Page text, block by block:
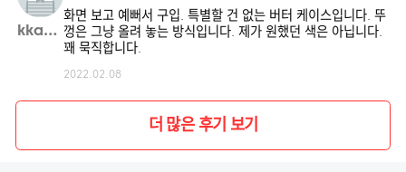
kka03**
화면 보고 예뻐서 구입. 특별할 건 없는 버터 케이스입니다. 뚜
껑은 그냥 올려 놓는 방식입니다. 제가 원했던 색은 아닙니다.
꽤 묵직합니다.
2022.02.08
더 많은 후기 보기